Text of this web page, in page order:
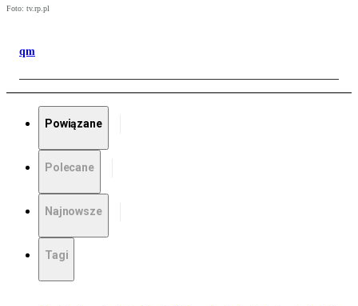
Foto: tv.rp.pl
qm
Powiązane
Polecane
Najnowsze
Tagi